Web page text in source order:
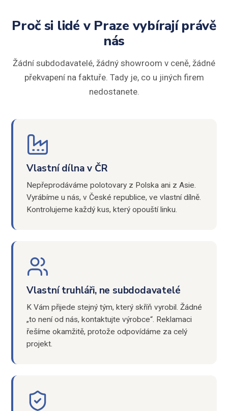
Proč si lidé v Praze vybírají právě
nás
Žádní subdodavatelé, žádný showroom v ceně, žádné
překvapení na faktuře. Tady je, co u jiných firem
nedostanete.
Vlastní dílna v ČR
Nepřeprodáváme polotovary z Polska ani z Asie.
Vyrábíme u nás, v České republice, ve vlastní dílně.
Kontrolujeme každý kus, který opouští linku.
Vlastní truhláři, ne subdodavatelé
K Vám přijede stejný tým, který skříň vyrobil. Žádné
„to není od nás, kontaktujte výrobce“. Reklamaci
řešíme okamžitě, protože odpovídáme za celý
projekt.